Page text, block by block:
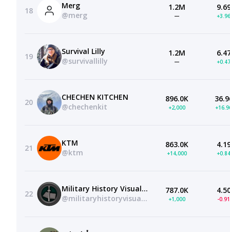
18
Merg
@merg
1.2M
—
19
Survival Lilly
@survivallilly
1.2M
—
20
CHECHEN KITCHEN
@chechenkit
896.0K
+2,000
21
KTM
@ktm
863.0K
+14,000
22
Military History Visualized
@militaryhistoryvisualized
787.0K
+1,000 -